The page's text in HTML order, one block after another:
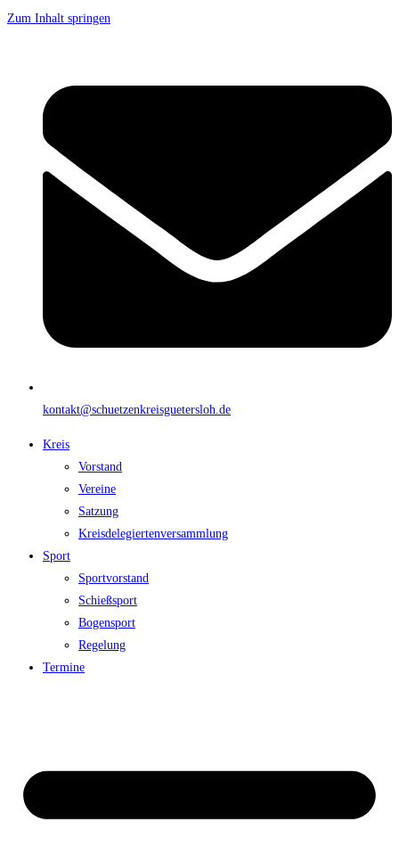
Zum Inhalt springen
kontakt@schuetzenkreisguetersloh.de
Kreis
Vorstand
Vereine
Satzung
Kreisdelegiertenversammlung
Sport
Sportvorstand
Schießsport
Bogensport
Regelung
Termine